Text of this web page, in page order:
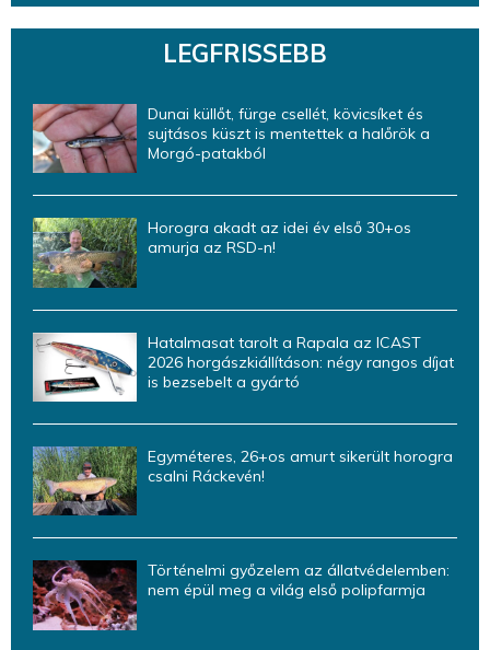
LEGFRISSEBB
Dunai küllőt, fürge csellét, kövicsíket és
sujtásos küszt is mentettek a halőrök a
Morgó-patakból
Horogra akadt az idei év első 30+os
amurja az RSD-n!
Hatalmasat tarolt a Rapala az ICAST
2026 horgászkiállításon: négy rangos díjat
is bezsebelt a gyártó
Egyméteres, 26+os amurt sikerült horogra
csalni Ráckevén!
Történelmi győzelem az állatvédelemben:
nem épül meg a világ első polipfarmja